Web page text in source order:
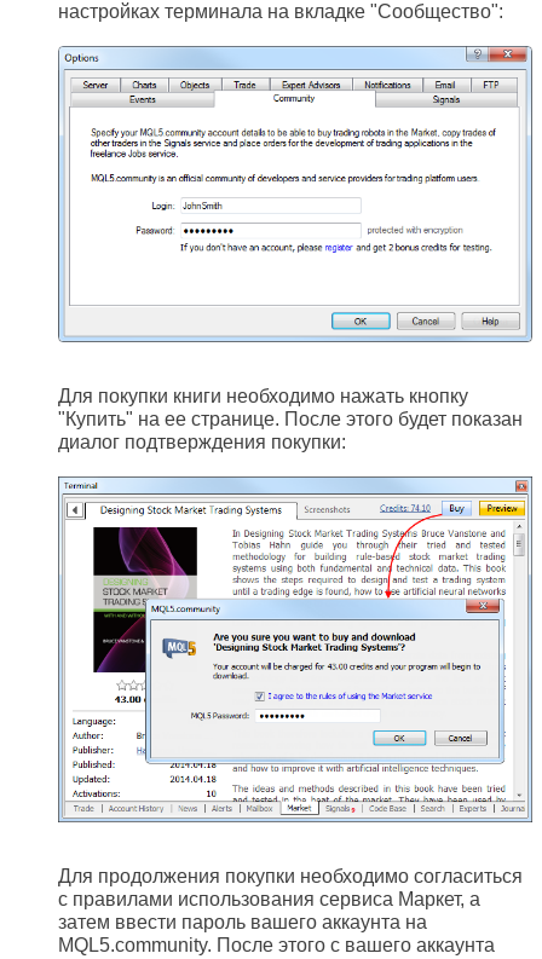
настройках терминала на вкладке "Сообщество":
Для покупки книги необходимо нажать кнопку
"Купить" на ее странице. После этого будет показан
диалог подтверждения покупки:
Для продолжения покупки необходимо согласиться
с правилами использования сервиса Маркет, а
затем ввести пароль вашего аккаунта на
MQL5.community. После этого с вашего аккаунта